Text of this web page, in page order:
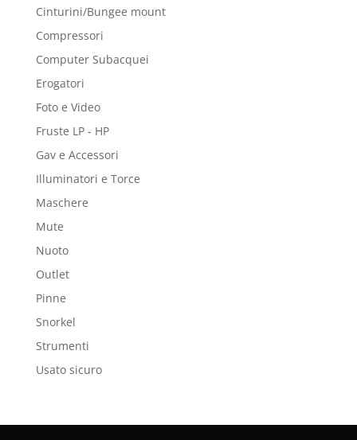
Cinturini/Bungee mount
Compressori
Computer Subacquei
Erogatori
Foto e Video
Fruste LP - HP
Gav e Accessori
Illuminatori e Torce
Maschere
Mute
Nuoto
Outlet
Pinne
Snorkel
Strumenti
Usato sicuro